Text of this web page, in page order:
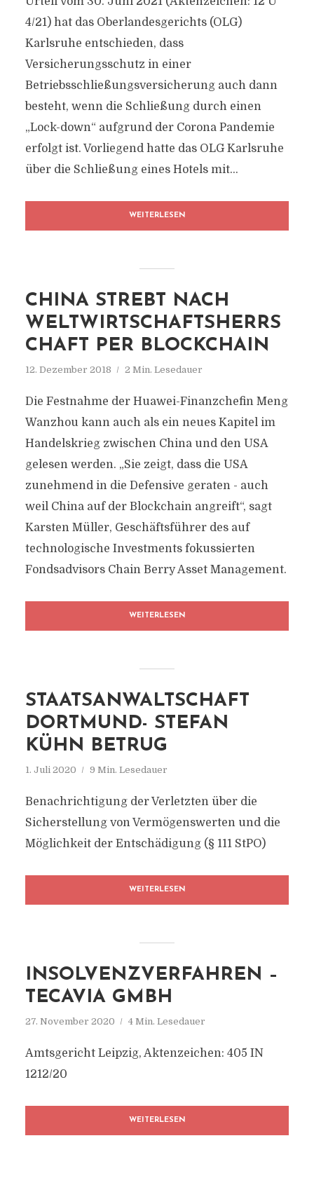
4/21) hat das Oberlandesgerichts (OLG)
Karlsruhe entschieden, dass
Versicherungsschutz in einer
Betriebsschließungsversicherung auch dann
besteht, wenn die Schließung durch einen
„Lock-down“ aufgrund der Corona Pandemie
erfolgt ist. Vorliegend hatte das OLG Karlsruhe
über die Schließung eines Hotels mit...
WEITERLESEN
CHINA STREBT NACH
WELTWIRTSCHAFTSHERRS
CHAFT PER BLOCKCHAIN
12. Dezember 2018 2 Min. Lesedauer
Die Festnahme der Huawei-Finanzchefin Meng
Wanzhou kann auch als ein neues Kapitel im
Handelskrieg zwischen China und den USA
gelesen werden. „Sie zeigt, dass die USA
zunehmend in die Defensive geraten - auch
weil China auf der Blockchain angreift“, sagt
Karsten Müller, Geschäftsführer des auf
technologische Investments fokussierten
Fondsadvisors Chain Berry Asset Management.
WEITERLESEN
STAATSANWALTSCHAFT
DORTMUND- STEFAN
KÜHN BETRUG
1. Juli 2020 9 Min. Lesedauer
Benachrichtigung der Verletzten über die
Sicherstellung von Vermögenswerten und die
Möglichkeit der Entschädigung (§ 111 StPO)
WEITERLESEN
INSOLVENZVERFAHREN –
TECAVIA GMBH
27. November 2020 4 Min. Lesedauer
Amtsgericht Leipzig, Aktenzeichen: 405 IN
1212/20
WEITERLESEN